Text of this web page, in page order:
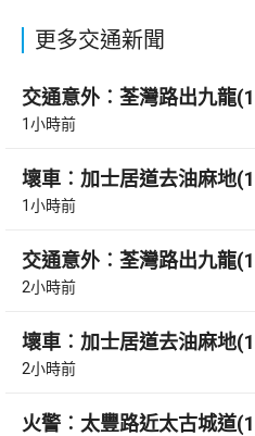
更多交通新聞
交通意外︰荃灣路出九龍
1小時前
壞車︰加士居道去油麻地
1小時前
交通意外︰荃灣路出九龍
2小時前
壞車︰加士居道去油麻地
2小時前
火警︰太豐路近太古城道